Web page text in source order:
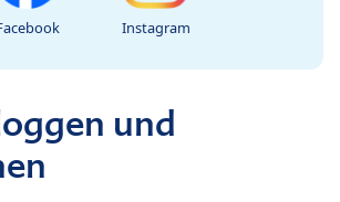
Instagram
und